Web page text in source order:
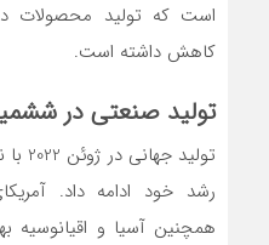
کاهش داشته است.
تولید صنعتی در
رشد خود ادامه داد.
همچنین آسیا و اقیانوسیه